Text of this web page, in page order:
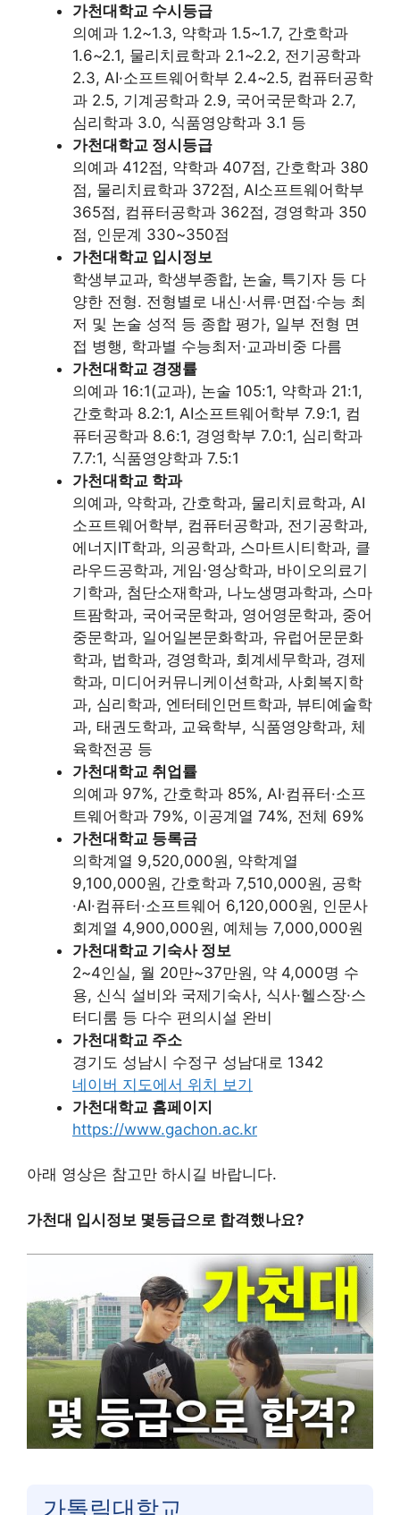
가천대학교 수시등급
의예과 1.2~1.3, 약학과 1.5~1.7, 간호학과
1.6~2.1, 물리치료학과 2.1~2.2, 전기공학과
2.3, AI·소프트웨어학부 2.4~2.5, 컴퓨터공학
과 2.5, 기계공학과 2.9, 국어국문학과 2.7,
심리학과 3.0, 식품영양학과 3.1 등
가천대학교 정시등급
의예과 412점, 약학과 407점, 간호학과 380
점, 물리치료학과 372점, AI소프트웨어학부
365점, 컴퓨터공학과 362점, 경영학과 350
점, 인문계 330~350점
가천대학교 입시정보
학생부교과, 학생부종합, 논술, 특기자 등 다
양한 전형. 전형별로 내신·서류·면접·수능 최
저 및 논술 성적 등 종합 평가, 일부 전형 면
접 병행, 학과별 수능최저·교과비중 다름
가천대학교 경쟁률
의예과 16:1(교과), 논술 105:1, 약학과 21:1,
간호학과 8.2:1, AI소프트웨어학부 7.9:1, 컴
퓨터공학과 8.6:1, 경영학부 7.0:1, 심리학과
7.7:1, 식품영양학과 7.5:1
가천대학교 학과
의예과, 약학과, 간호학과, 물리치료학과, AI
소프트웨어학부, 컴퓨터공학과, 전기공학과,
에너지IT학과, 의공학과, 스마트시티학과, 클
라우드공학과, 게임·영상학과, 바이오의료기
기학과, 첨단소재학과, 나노생명과학과, 스마
트팜학과, 국어국문학과, 영어영문학과, 중어
중문학과, 일어일본문화학과, 유럽어문문화
학과, 법학과, 경영학과, 회계세무학과, 경제
학과, 미디어커뮤니케이션학과, 사회복지학
과, 심리학과, 엔터테인먼트학과, 뷰티예술학
과, 태권도학과, 교육학부, 식품영양학과, 체
육학전공 등
가천대학교 취업률
의예과 97%, 간호학과 85%, AI·컴퓨터·소프
트웨어학과 79%, 이공계열 74%, 전체 69%
가천대학교 등록금
의학계열 9,520,000원, 약학계열
9,100,000원, 간호학과 7,510,000원, 공학
·AI·컴퓨터·소프트웨어 6,120,000원, 인문사
회계열 4,900,000원, 예체능 7,000,000원
가천대학교 기숙사 정보
2~4인실, 월 20만~37만원, 약 4,000명 수
용, 신식 설비와 국제기숙사, 식사·헬스장·스
터디룸 등 다수 편의시설 완비
가천대학교 주소
경기도 성남시 수정구 성남대로 1342
네이버 지도에서 위치 보기
가천대학교 홈페이지
https://www.gachon.ac.kr
아래 영상은 참고만 하시길 바랍니다.
가천대 입시정보 몇등급으로 합격했나요?
가톨릭대학교